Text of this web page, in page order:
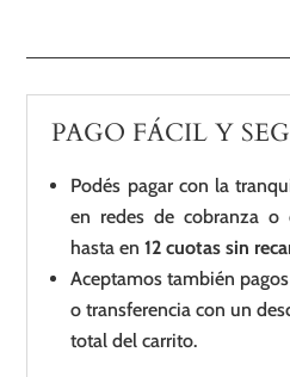
PAGO FÁCIL Y
Podés pagar con la
en redes de cobranza o
hasta en12 cuotas sin
Aceptamos también
o transferencia con un
total del carrito.